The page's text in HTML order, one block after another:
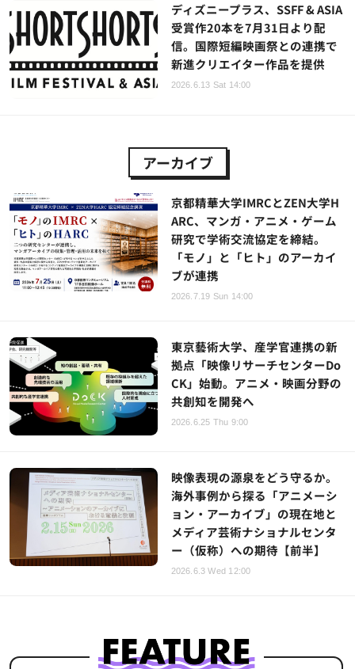
ディズニープラス、SSFF & ASIA
受賞作20本を7月31日より配
信。国際短編映画祭との連携で
新進クリエイター作品を提供
2026.6.13 Sat 14:00
アーカイブ
京都精華大学IMRCとZEN大学H
ARC、マンガ・アニメ・ゲーム
研究で学術交流協定を締結。
「モノ」と「ヒト」のアーカイ
ブが連携
2026.7.19 Sun 14:00
東京藝術大学、産学官連携の新
拠点「映像リサーチセンターDo
CK」始動。アニメ・映画分野の
共創知を開発へ
2026.6.25 Thu 9:00
映像表現の源泉をどう守るか。
海外事例から探る「アニメーシ
ョン・アーカイブ」の現在地と
メディア芸術ナショナルセンタ
ー（仮称）への期待【前半】
2026.6.3 Wed 12:00